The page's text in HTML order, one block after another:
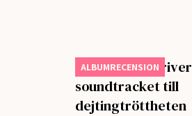
ALBUMRECENSION
Steve Lacy skriver
soundtracket till
dejtingtröttheten